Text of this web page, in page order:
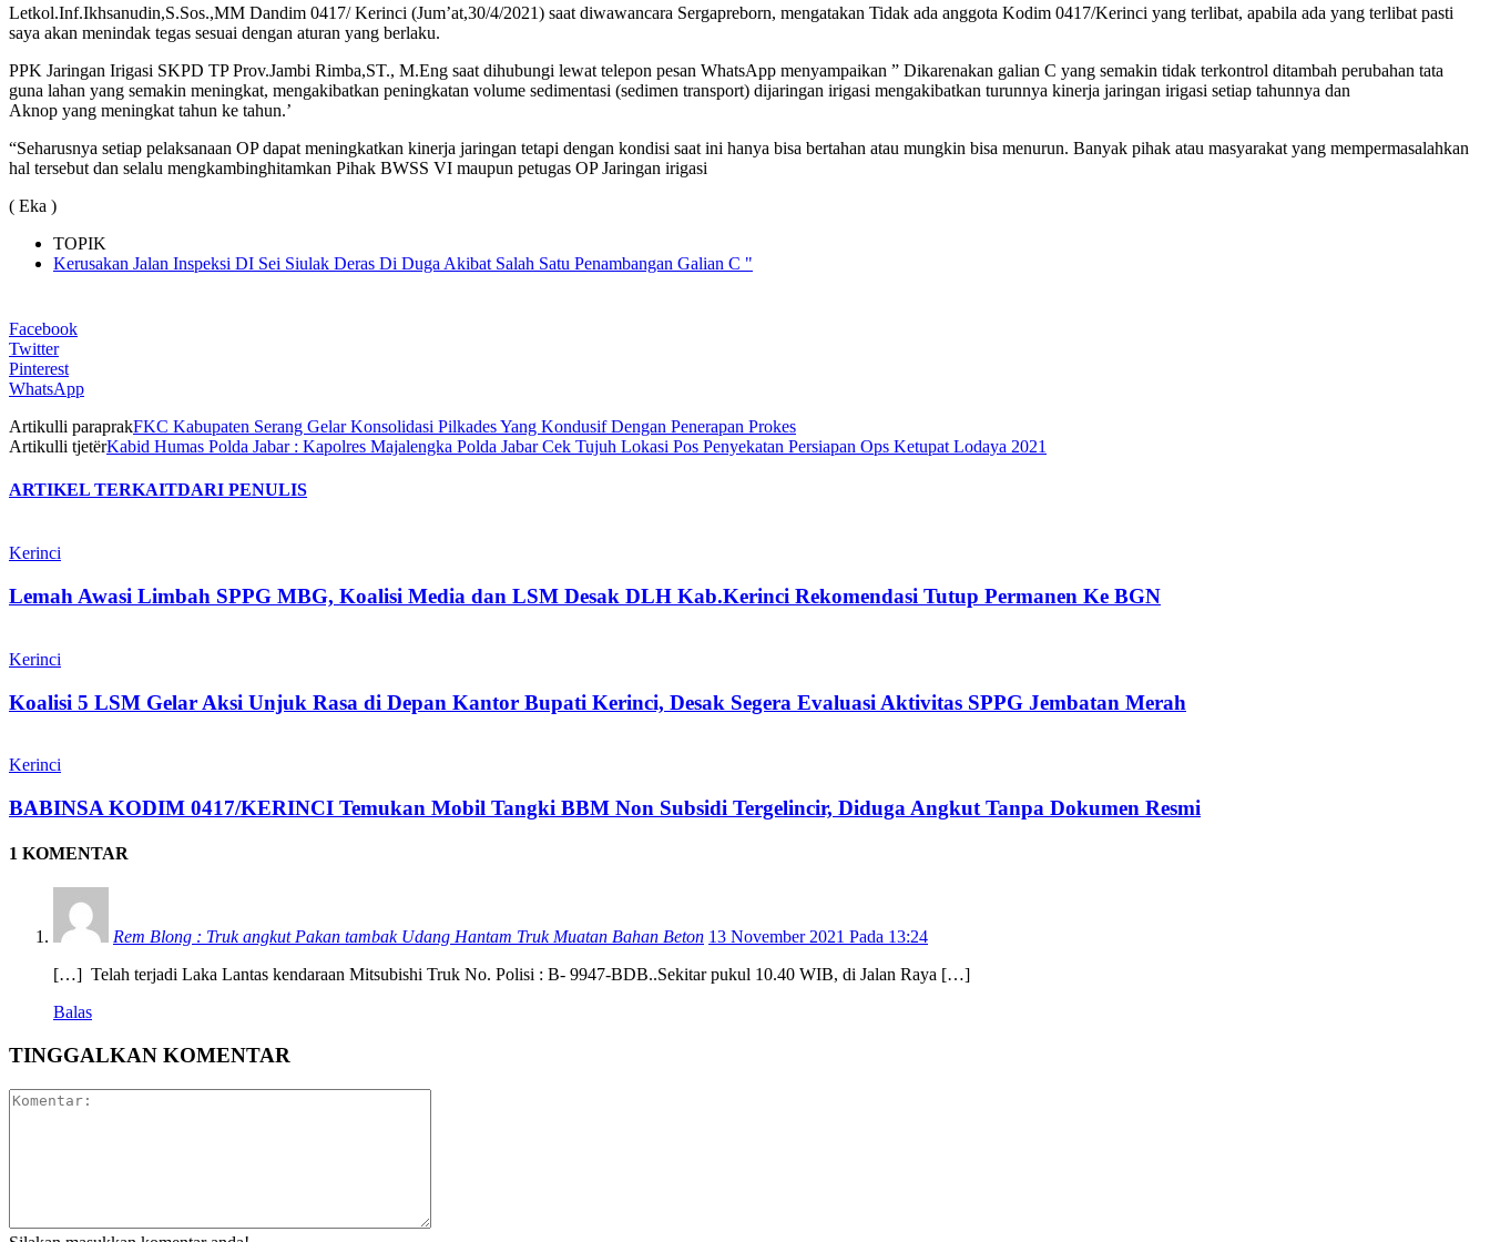
Letkol.Inf.Ikhsanudin,S.Sos.,MM Dandim 0417/ Kerinci (Jum’at,30/4/2021) saat diwawancara Sergapreborn, mengatakan Tidak ada anggota Kodim 0417/Kerinci yang terlibat, apabila ada yang terlibat pasti
saya akan menindak tegas sesuai dengan aturan yang berlaku.
PPK Jaringan Irigasi SKPD TP Prov.Jambi Rimba,ST., M.Eng saat dihubungi lewat telepon pesan WhatsApp menyampaikan ” Dikarenakan galian C yang semakin tidak terkontrol ditambah perubahan tata
guna lahan yang semakin meningkat, mengakibatkan peningkatan volume sedimentasi (sedimen transport) dijaringan irigasi mengakibatkan turunnya kinerja jaringan irigasi setiap tahunnya dan
Aknop yang meningkat tahun ke tahun.’
“Seharusnya setiap pelaksanaan OP dapat meningkatkan kinerja jaringan tetapi dengan kondisi saat ini hanya bisa bertahan atau mungkin bisa menurun. Banyak pihak atau masyarakat yang mempermasalahkan
hal tersebut dan selalu mengkambinghitamkan Pihak BWSS VI maupun petugas OP Jaringan irigasi
( Eka )
TOPIK
Kerusakan Jalan Inspeksi DI Sei Siulak Deras Di Duga Akibat Salah Satu Penambangan Galian C "
Facebook
Twitter
Pinterest
WhatsApp
Artikulli paraprakFKC Kabupaten Serang Gelar Konsolidasi Pilkades Yang Kondusif Dengan Penerapan Prokes
Artikulli tjetërKabid Humas Polda Jabar : Kapolres Majalengka Polda Jabar Cek Tujuh Lokasi Pos Penyekatan Persiapan Ops Ketupat Lodaya 2021
ARTIKEL TERKAITDARI PENULIS
Kerinci
Lemah Awasi Limbah SPPG MBG, Koalisi Media dan LSM Desak DLH Kab.Kerinci Rekomendasi Tutup Permanen Ke BGN
Kerinci
Koalisi 5 LSM Gelar Aksi Unjuk Rasa di Depan Kantor Bupati Kerinci, Desak Segera Evaluasi Aktivitas SPPG Jembatan Merah
Kerinci
BABINSA KODIM 0417/KERINCI Temukan Mobil Tangki BBM Non Subsidi Tergelincir, Diduga Angkut Tanpa Dokumen Resmi
1 KOMENTAR
Rem Blong : Truk angkut Pakan tambak Udang Hantam Truk Muatan Bahan Beton 13 November 2021 Pada 13:24
[…] Telah terjadi Laka Lantas kendaraan Mitsubishi Truk No. Polisi : B- 9947-BDB..Sekitar pukul 10.40 WIB, di Jalan Raya […]
Balas
TINGGALKAN KOMENTAR